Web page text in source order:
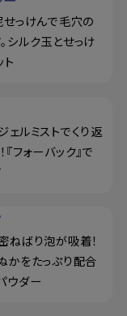
せっけんで毛穴の
シルク玉とせっけ
ェルミストでくり返
フォーバック』で
ねばり泡が吸着！
かをたっぷり配合
ウダー